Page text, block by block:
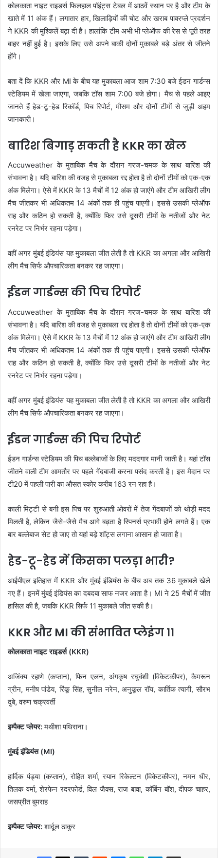
कोलकाता नाइट राइडर्स फिलहाल पॉइंट्स टेबल में आठवें स्थान पर है और टीम के
खाते में 11 अंक हैं। लगातार हार, खिलाड़ियों की चोट और खराब पावरप्ले प्रदर्शन
ने KKR की मुश्किलें बढ़ा दी हैं। हालांकि टीम अभी भी प्लेऑफ की रेस से पूरी तरह
बाहर नहीं हुई है। इसके लिए उसे अपने बाकी दोनों मुकाबले बड़े अंतर से जीतने
होंगे।
बता दें कि KKR और MI के बीच यह मुकाबला आज शाम 7:30 बजे ईडन गार्डन्स
स्टेडियम में खेला जाएगा, जबकि टॉस शाम 7:00 बजे होगा। मैच से पहले आइए
जानते हैं हेड-टू-हेड रिकॉर्ड, पिच रिपोर्ट, मौसम और दोनों टीमों से जुड़ी अहम
जानकारी।
बारिश बिगाड़ सकती है KKR का खेल
Accuweather के मुताबिक मैच के दौरान गरज-चमक के साथ बारिश की
संभावना है। यदि बारिश की वजह से मुकाबला रद्द होता है तो दोनों टीमों को एक-एक
अंक मिलेगा। ऐसे में KKR के 13 मैचों में 12 अंक हो जाएंगे और टीम आखिरी लीग
मैच जीतकर भी अधिकतम 14 अंकों तक ही पहुंच पाएगी। इससे उसकी प्लेऑफ
राह और कठिन हो सकती है, क्योंकि फिर उसे दूसरी टीमों के नतीजों और नेट
रनरेट पर निर्भर रहना पड़ेगा।
वहीं अगर मुंबई इंडियंस यह मुकाबला जीत लेती है तो KKR का अगला और आखिरी
लीग मैच सिर्फ औपचारिकता बनकर रह जाएगा।
ईडन गार्डन्स की पिच रिपोर्ट
Accuweather के मुताबिक मैच के दौरान गरज-चमक के साथ बारिश की
संभावना है। यदि बारिश की वजह से मुकाबला रद्द होता है तो दोनों टीमों को एक-एक
अंक मिलेगा। ऐसे में KKR के 13 मैचों में 12 अंक हो जाएंगे और टीम आखिरी लीग
मैच जीतकर भी अधिकतम 14 अंकों तक ही पहुंच पाएगी। इससे उसकी प्लेऑफ
राह और कठिन हो सकती है, क्योंकि फिर उसे दूसरी टीमों के नतीजों और नेट
रनरेट पर निर्भर रहना पड़ेगा।
वहीं अगर मुंबई इंडियंस यह मुकाबला जीत लेती है तो KKR का अगला और आखिरी
लीग मैच सिर्फ औपचारिकता बनकर रह जाएगा।
ईडन गार्डन्स की पिच रिपोर्ट
ईडन गार्डन्स स्टेडियम की पिच बल्लेबाजों के लिए मददगार मानी जाती है। यहां टॉस
जीतने वाली टीम आमतौर पर पहले गेंदबाजी करना पसंद करती है। इस मैदान पर
टी20 में पहली पारी का औसत स्कोर करीब 163 रन रहा है।
काली मिट्टी से बनी इस पिच पर शुरुआती ओवरों में तेज गेंदबाजों को थोड़ी मदद
मिलती है, लेकिन जैसे-जैसे मैच आगे बढ़ता है स्पिनर्स प्रभावी होने लगते हैं। एक
बार बल्लेबाज सेट हो जाए तो यहां बड़े शॉट्स लगाना आसान हो जाता है।
हेड-टू-हेड में किसका पलड़ा भारी?
आईपीएल इतिहास में KKR और मुंबई इंडियंस के बीच अब तक 36 मुकाबले खेले
गए हैं। इनमें मुंबई इंडियंस का दबदबा साफ नजर आता है। MI ने 25 मैचों में जीत
हासिल की है, जबकि KKR सिर्फ 11 मुकाबले जीत सकी है।
KKR और MI की संभावित प्लेइंग 11
कोलकाता नाइट राइडर्स (KKR)
अजिंक्य रहाणे (कप्तान), फिन एलन, अंगकृष रघुवंशी (विकेटकीपर), कैमरून
ग्रीन, मनीष पांडेय, रिंकू सिंह, सुनील नरेन, अनुकूल रॉय, कार्तिक त्यागी, सौरभ
दुबे, वरुण चक्रवर्ती
इम्पैक्ट प्लेयर:मथीशा पथिराना।
मुंबई इंडियंस (MI)
हार्दिक पंड्या (कप्तान), रोहित शर्मा, रयान रिकेल्टन (विकेटकीपर), नमन धीर,
तिलक वर्मा, शेरफेन रदरफोर्ड, विल जैक्स, राज बावा, कॉर्बिन बॉश, दीपक चाहर,
जसप्रीत बुमराह
इम्पैक्ट प्लेयर:शार्दूल ठाकुर